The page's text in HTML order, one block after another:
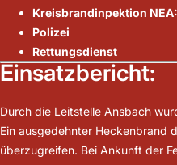
Kreisbrandinpektion NEA:
Polizei
Rettungsdienst
Einsatzbericht:
Durch die Leitstelle Ansbach
Ein ausgedehnter Heckenbrand
überzugreifen. Bei Ankunft der